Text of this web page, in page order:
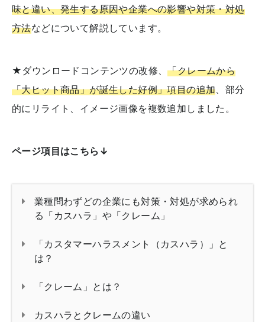
味と違い、発生する原因や企業への影響や対策・対処
方法などについて解説しています。
★ダウンロードコンテンツの改修、「クレームから
「大ヒット商品」が誕生した好例」項目の追加 、部分
的にリライト、イメージ画像を複数追加しました。
ページ項目はこちら↓
業種問わずどの企業にも対策・対処が求められ
る「カスハラ」や「クレーム」
「カスタマーハラスメント（カスハラ）」と
は？
「クレーム」とは？
カスハラとクレームの違い